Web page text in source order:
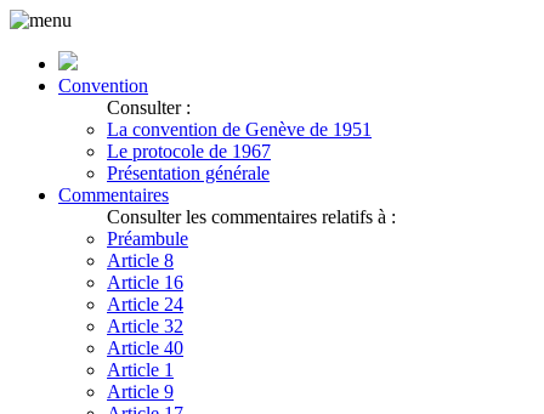
Convention
Consulter :
La convention de Genève de 1951
Le protocole de 1967
Présentation générale
Commentaires
Consulter les commentaires relatifs à :
Préambule
Article 8
Article 16
Article 24
Article 32
Article 40
Article 1
Article 9